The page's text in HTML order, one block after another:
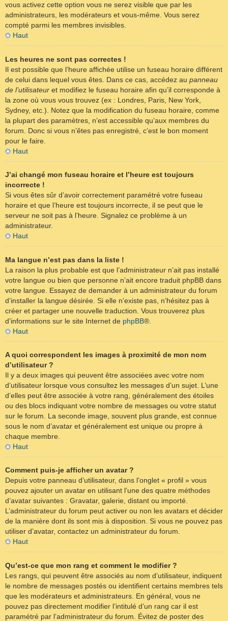
vous activez cette option vous ne serez visible que par les
administrateurs, les modérateurs et vous-même. Vous serez
compté parmi les membres invisibles.
Haut
Les heures ne sont pas correctes !
Il est possible que l’heure affichée utilise un fuseau horaire différent
de celui dans lequel vous êtes. Dans ce cas, accédez au panneau
de l’utilisateur et modifiez le fuseau horaire afin qu’il corresponde à
la zone où vous vous trouvez (ex : Londres, Paris, New York,
Sydney, etc.). Notez que la modification du fuseau horaire, comme
la plupart des paramètres, n’est accessible qu’aux membres du
forum. Donc si vous n’êtes pas enregistré, c’est le bon moment
pour le faire.
Haut
J’ai changé mon fuseau horaire et l’heure est toujours
incorrecte !
Si vous êtes sûr d’avoir correctement paramétré votre fuseau
horaire et que l’heure est toujours incorrecte, il se peut que le
serveur ne soit pas à l’heure. Signalez ce problème à un
administrateur.
Haut
Ma langue n’est pas dans la liste !
La raison la plus probable est que l’administrateur n’ait pas installé
votre langue ou bien que personne n’ait encore traduit phpBB dans
votre langue. Essayez de demander à un administrateur du forum
d’installer la langue désirée. Si elle n’existe pas, n’hésitez pas à
créer et partager une nouvelle traduction. Vous trouverez plus
d’informations sur le site Internet de phpBB®.
Haut
A quoi correspondent les images à proximité de mon nom
d’utilisateur ?
Il y a deux images qui peuvent être associées avec votre nom
d’utilisateur lorsque vous consultez les messages d’un sujet. L’une
d’elles peut être associée à votre rang, généralement des étoiles
ou des blocs indiquant votre nombre de messages ou votre statut
sur le forum. La seconde image, souvent plus grande, est connue
sous le nom d’avatar et généralement est unique ou propre à
chaque membre.
Haut
Comment puis-je afficher un avatar ?
Depuis votre panneau d’utilisateur, dans l’onglet « profil » vous
pouvez ajouter un avatar en utilisant l’une des quatre méthodes
d’avatar suivantes : Gravatar, galerie, distant ou importé.
L’administrateur du forum peut activer ou non les avatars et décider
de la manière dont ils sont mis à disposition. Si vous ne pouvez pas
utiliser d’avatar, contactez un administrateur du forum.
Haut
Qu’est-ce que mon rang et comment le modifier ?
Les rangs, qui peuvent être associés au nom d’utilisateur, indiquent
le nombre de messages postés ou identifient certains membres tels
que les modérateurs et administrateurs. En général, vous ne
pouvez pas directement modifier l’intitulé d’un rang car il est
paramétré par l’administrateur du forum. Évitez de poster des